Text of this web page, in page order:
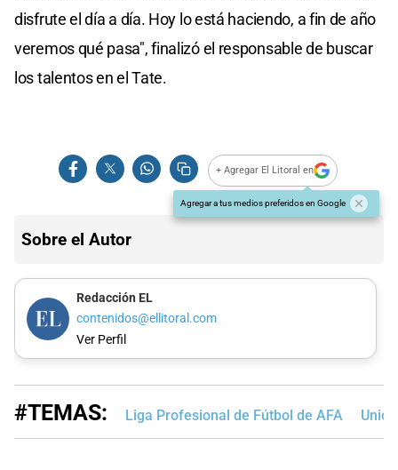
disfrute el día a día. Hoy lo está haciendo, a fin de año
veremos qué pasa", finalizó el responsable de buscar
los talentos en el Tate.
+ Agregar El Litoral en
Agregar a tus medios preferidos en Google
Sobre el Autor
Redacción EL
contenidos@ellitoral.com
Ver Perfil
#TEMAS: Liga Profesional de Fútbol de AFA Unión